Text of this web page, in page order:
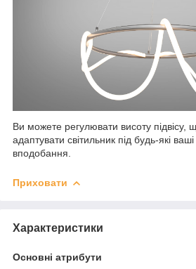
Ви можете регулювати висоту підвісу,
адаптувати світильник під будь-які
вподобання.
Приховати
Характеристики
Основні атрибути